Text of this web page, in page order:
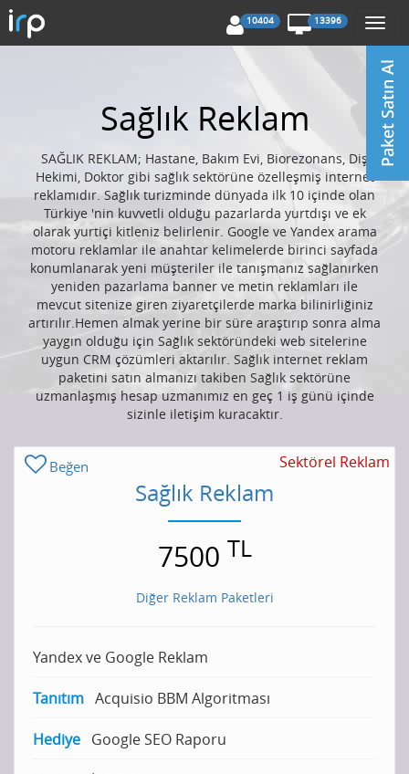
10404 13396
Sağlık Reklam
SAĞLIK REKLAM; Hastane, Bakım Evi, Biorezonans, Diş
Hekimi, Doktor gibi sağlık sektörüne özelleşmiş internet
reklamıdır. Sağlık turizminde dünyada ilk 10 içinde olan
Türkiye 'nin kuvvetli olduğu pazarlarda yurtdışı ve ek
olarak yurtiçi kitleniz belirlenir. Google ve Yandex arama
motoru reklamlar ile anahtar kelimelerde birinci sayfada
konumlanarak yeni müşteriler ile tanışmanız sağlanırken
yeniden pazarlama banner ve metin reklamları ile
mevcut sitenize giren ziyaretçilerde marka bilinirliğiniz
artırılır.Hemen almak yerine bir süre araştırıp sonra alma
yaygın olduğu için Sağlık sektöründeki web sitelerine
uygun CRM çözümleri aktarılır. Sağlık internet reklam
paketini satın almanızı takiben Sağlık sektörüne
uzmanlaşmış hesap uzmanımız en geç 1 iş günü içinde
sizinle iletişim kuracaktır.
Beğen Sektörel Reklam
Sağlık Reklam
7500 TL
Diğer Reklam Paketleri
Yandex ve Google Reklam
Tanıtım Acquisio BBM Algoritması
Hediye Google SEO Raporu